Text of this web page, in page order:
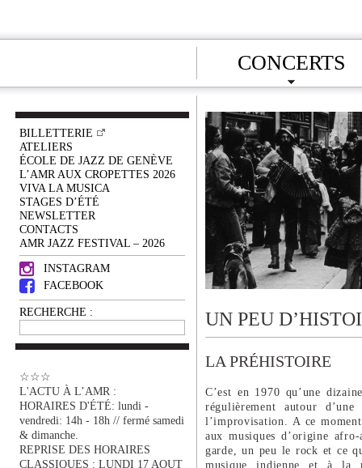
CONCERTS
BILLETTERIE
ATELIERS
ÉCOLE DE JAZZ DE GENÈVE
L’AMR AUX CROPETTES 2026
VIVA LA MUSICA
STAGES D’ÉTÉ
NEWSLETTER
CONTACTS
AMR JAZZ FESTIVAL – 2026
INSTAGRAM
FACEBOOK
RECHERCHE :
☆☆☆
L'ACTU À L’AMR :
HORAIRES D'ÉTÉ: lundi -
vendredi: 14h - 18h // fermé samedi
& dimanche.
REPRISE DES HORAIRES
CLASSIQUES : LUNDI 17 AOUT
UN PEU
LA PRÉHISTOIRE
C’est en 1970 qu’une
régulièrement autour
l’improvisation. A ce
aux musiques d’origine
garde, un peu le rock et ce
musique indienne et à la